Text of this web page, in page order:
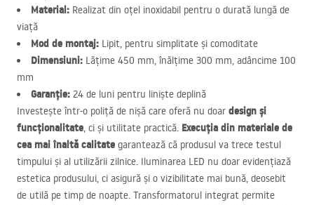
Material: Realizat din oțel inoxidabil pentru o durată lungă de
viață
Mod de montaj: Lipit, pentru simplitate și comoditate
Dimensiuni: Lățime 450 mm, înălțime 300 mm, adâncime 100
mm
Garanție: 24 de luni pentru liniște deplină
Investește într-o poliță de nișă care oferă nu doar design și
funcționalitate, ci și utilitate practică. Execuția din materiale de
cea mai înaltă calitate garantează că produsul va trece testul
timpului și al utilizării zilnice. Iluminarea LED nu doar evidențiază
estetica produsului, ci asigură și o vizibilitate mai bună, deosebit
de utilă pe timp de noapte. Transformatorul integrat permite